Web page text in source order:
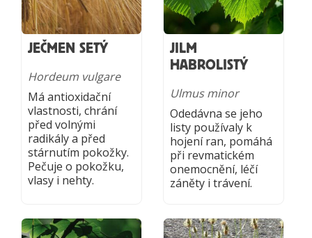
JEČMEN SETÝ
Hordeum vulgare
Má antioxidační
vlastnosti, chrání
před volnými
radikály a před
stárnutím pokožky.
Pečuje o pokožku,
vlasy i nehty.
JILM
HABROLISTÝ
Ulmus minor
Odedávna se jeho
listy používaly k
hojení ran, pomáhá
při revmatickém
onemocnění, léčí
záněty i trávení.